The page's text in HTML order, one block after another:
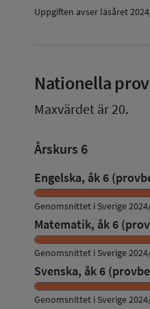
Uppgiften avser läsåret
Nationella
Maxvärdet är 20.
Årskurs 6
Engelska, åk 6
Genomsnittet i Sverige
Matematik, åk 6
Genomsnittet i Sverige
Svenska, åk 6
Genomsnittet i Sverige